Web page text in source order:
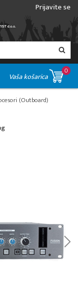
Prijavite se
Vaša košarica
0
(Outboard)